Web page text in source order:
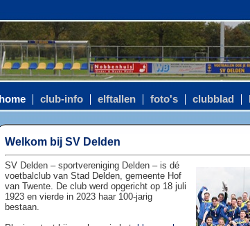
home club-info elftallen foto's clubblad
Welkom bij SV Delden
SV Delden – sportvereniging Delden – is dé
voetbalclub van Stad Delden, gemeente Hof
van Twente. De club werd opgericht op 18 juli
1923 en vierde in 2023 haar 100-jarig
bestaan.